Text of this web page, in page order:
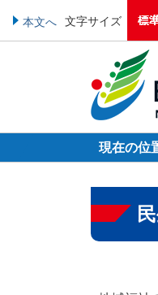
本文へ 文字サイズ
現在の位